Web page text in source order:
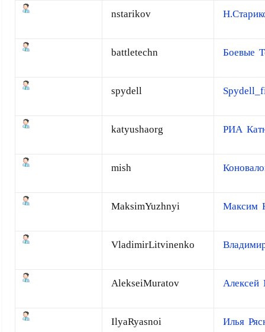
nstarikov
battletechn Боевые
spydell
katyushaorg РИА
mish
MaksimYuzhnyi Максим
VladimirLitvinenko
AlekseiMuratov Алексей
IlyaRyasnoi Илья